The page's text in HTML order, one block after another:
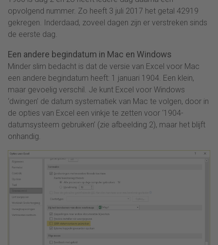
opvolgend nummer. Zo heeft 3 juli 2017 het getal 42919
gekregen. Inderdaad, zoveel dagen zijn er verstreken sinds
de eerste dag.
Een andere begindatum in Mac en Windows
Minder slim bedacht is dat de versie van Excel voor Mac
een andere begindatum heeft: 1 januari 1904. Een klein,
maar gevoelig verschil. Je kunt Excel voor Windows
‘dwingen’ de datum systematiek van Mac te volgen, door in
de opties van Excel een vinkje te zetten voor ‘1904-
datumsysteem gebruiken’ (zie afbeelding 2), maar het blijft
onhandig.